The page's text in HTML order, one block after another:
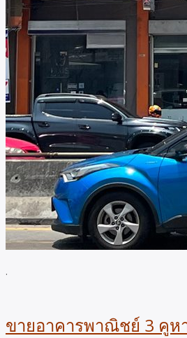
.
ขายอาคารพาณิชย์ 3 คูห